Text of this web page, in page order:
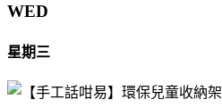
WED
星期三